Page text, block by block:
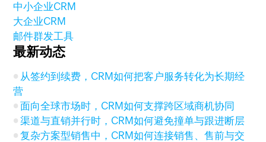
中小企业CRM
大企业CRM
邮件群发工具
最新动态
从签约到续费，CRM如何把客户服务转化为长期经
营
面向全球市场时，CRM如何支撑跨区域商机协同
渠道与直销并行时，CRM如何避免撞单与跟进断层
复杂方案型销售中，CRM如何连接销售、售前与交